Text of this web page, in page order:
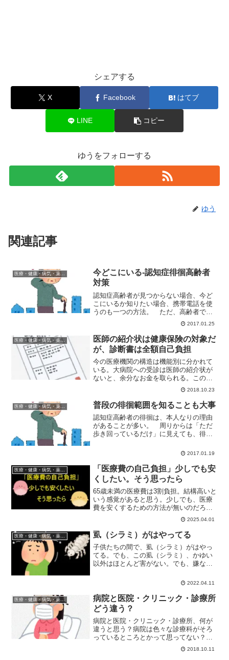
シェアする
X Facebook はてブ
LINE コピー
ゆうをフォローする
ゆう
関連記事
医療・健康・病気・薬・サプリメント
今どこにいる-認知症徘徊高齢者
対策
認知症高齢者が見つからない場合、今ど
こにいるか知りたい場合、携帯電話を使
うのも一つの方法。 ただ、高齢者で携
帯電話を持つ習慣がないと難しいけど。
携帯電話を使った徘徊対策 携帯電話各
社ともGPSを使った現在位置を知ること
のできるサービスを展開...
2017.01.25
医療・健康・病気・薬・サプリメント
医師の紹介状は健康保険の対象だ
が、診断書は全額自己負担
今の医療機関の構造は機能別に分かれて
いる。大病院への受診は医師の紹介状が
ないと、余分なお金を取られる。この場
合の医師の紹介状は健康保険の対象。一
方、生命保険会社などに提出する診断書
は健康保険の対象外。紹介状と診断書の
違いは？
2018.10.23
医療・健康・病気・薬・サプリメント 普段の徘徊範囲を知ることも大事
認知症高齢者の徘徊は、本人なりの理由
があることが多い。 周りからは「ただ
歩き回っているだけ」に見えても、徘徊
外に出る。 でも、途中で目的を忘れた
題。 認知症が軽い段階だと...
2017.01.19
「医療費の自己負担」少しでも安
くしたい。そう思ったら
65歳未満の医療費は3割負担。結構高いと
いう感覚があると思う。少しでも、医療
費を安くするための方法が無いのだろう
か？ちょっとだけ医療費の自己負担を安
くする方法は実はある。それはどんな方
法？安くなるのは少しづつでも、重なる
とそれなりの金額になる。
2025.04.01
医療・健康・病気・薬・サプリメント 虱（シラミ）がはやってる
子供たちの間で、虱（シラミ）がはやっ
てる。でも、この虱（シラミ）、かゆい
以外はほとんど害がない。でも、嫌なも
2022.04.11
医療・健康・病気・薬・サプリメント
病院と医院・クリニック・診療所
どう違う？
病院と医院・クリニック・診療所、何が
違うと思う？病院は色々な診療科がそろ
っているところとかって思ってない？病
院と医院・クリニック・診療所の呼び名
は、診察できる診療科が多いとかで違っ
2018.10.11